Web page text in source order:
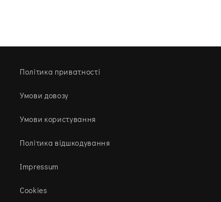
Політика приватності
Умови довозу
Умови користування
Політика відшкодування
Impressum
Cookies